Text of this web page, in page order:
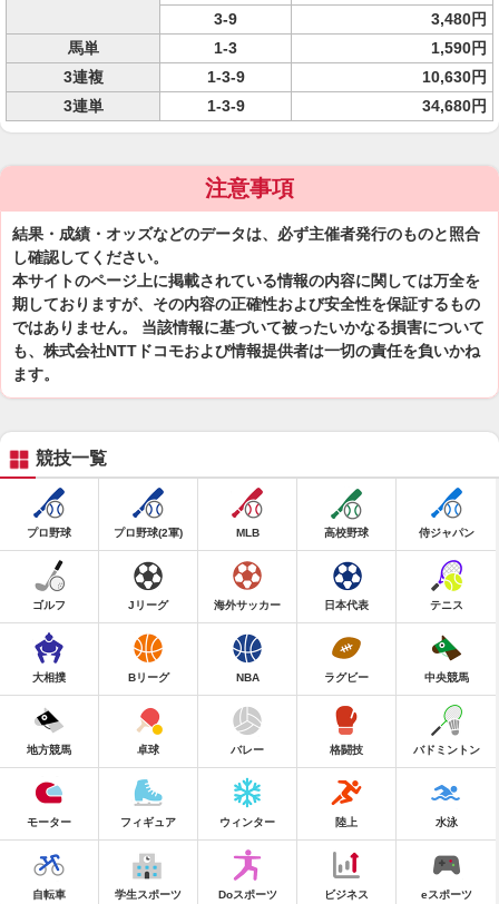
3-9
3,480円
馬単
1-3
1,590円
3連複
1-3-9
10,630円
3連単
1-3-9 34,680円
注意事項
結果・成績・オッズなどのデータは、必ず主催者発行のものと照合
し確認してください。
本サイトのページ上に掲載されている情報の内容に関しては万全を
期しておりますが、その内容の正確性および安全性を保証するもの
ではありません。 当該情報に基づいて被ったいかなる損害について
も、株式会社NTTドコモおよび情報提供者は一切の責任を負いかね
ます。
競技一覧
プロ野球 プロ野球(2軍) MLB 高校野球 侍ジャパン
ゴルフ Jリーグ 海外サッカー 日本代表 テニス
大相撲 Bリーグ NBA ラグビー 中央競馬
地方競馬 卓球 バレー 格闘技 バドミントン
モーター フィギュア ウィンター 陸上 水泳
自転車 学生スポーツ Doスポーツ ビジネス eスポーツ